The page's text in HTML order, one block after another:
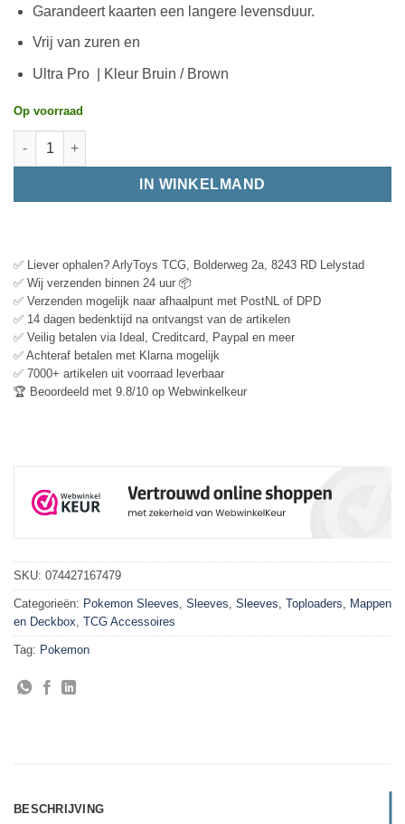
Garandeert kaarten een langere levensduur.
Vrij van zuren en
Ultra Pro | Kleur Bruin / Brown
Op voorraad
IN WINKELMAND
✅ Liever ophalen? ArlyToys TCG, Bolderweg 2a, 8243 RD Lelystad
✅ Wij verzenden binnen 24 uur 📦
✅ Verzenden mogelijk naar afhaalpunt met PostNL of DPD
✅ 14 dagen bedenktijd na ontvangst van de artikelen
✅ Veilig betalen via Ideal, Creditcard, Paypal en meer
✅ Achteraf betalen met Klarna mogelijk
✅ 7000+ artikelen uit voorraad leverbaar
🏆 Beoordeeld met 9.8/10 op Webwinkelkeur
SKU: 074427167479
Categorieën: Pokemon Sleeves, Sleeves, Sleeves, Toploaders, Mappen
en Deckbox, TCG Accessoires
Tag: Pokemon
BESCHRIJVING